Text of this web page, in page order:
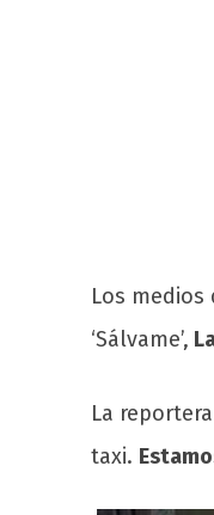
Los
‘Sálvame’,
La
taxi.